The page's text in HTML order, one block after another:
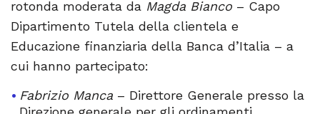
rotonda moderata da Magda Bianco – Capo
Dipartimento Tutela della clientela e
Educazione finanziaria della Banca d’Italia – a
cui hanno partecipato:
Fabrizio Manca – Direttore Generale presso la